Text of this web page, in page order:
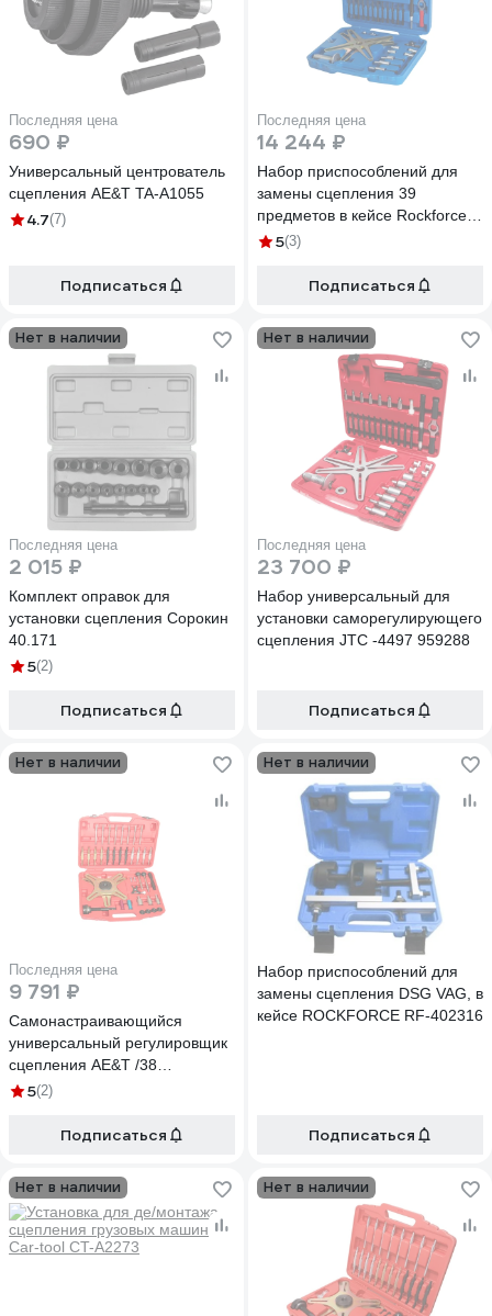
Последняя цена
690 ₽
Универсальный центрователь
сцепления AE&T TA-A1055
4.7(7)
Подписаться
Последняя цена
14 244 ₽
Набор приспособлений для
замены сцепления 39
предметов в кейсе Rockforce
RF-4021340(16986)
5(3)
Подписаться
Нет в наличии
Последняя цена
2 015 ₽
Комплект оправок для
установки сцепления Сорокин
40.171
5(2)
Подписаться
Нет в наличии
Последняя цена
23 700 ₽
Набор универсальный для
установки саморегулирующего
сцепления JTC -4497 959288
Подписаться
Нет в наличии
Последняя цена
9 791 ₽
Самонастраивающийся
универсальный регулировщик
сцепления AE&T /38
предметов/ TA-A1041
5(2)
Подписаться
Нет в наличии
Набор приспособлений для
замены сцепления DSG VAG, в
кейсе ROCKFORCE RF-402316
Подписаться
Нет в наличии Нет в наличии